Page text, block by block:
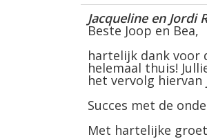
Jacqueline en Jordi
Beste Joop en Bea,
hartelijk dank voor
helemaal thuis!
het vervolg
Succes met de
Met hartelijke